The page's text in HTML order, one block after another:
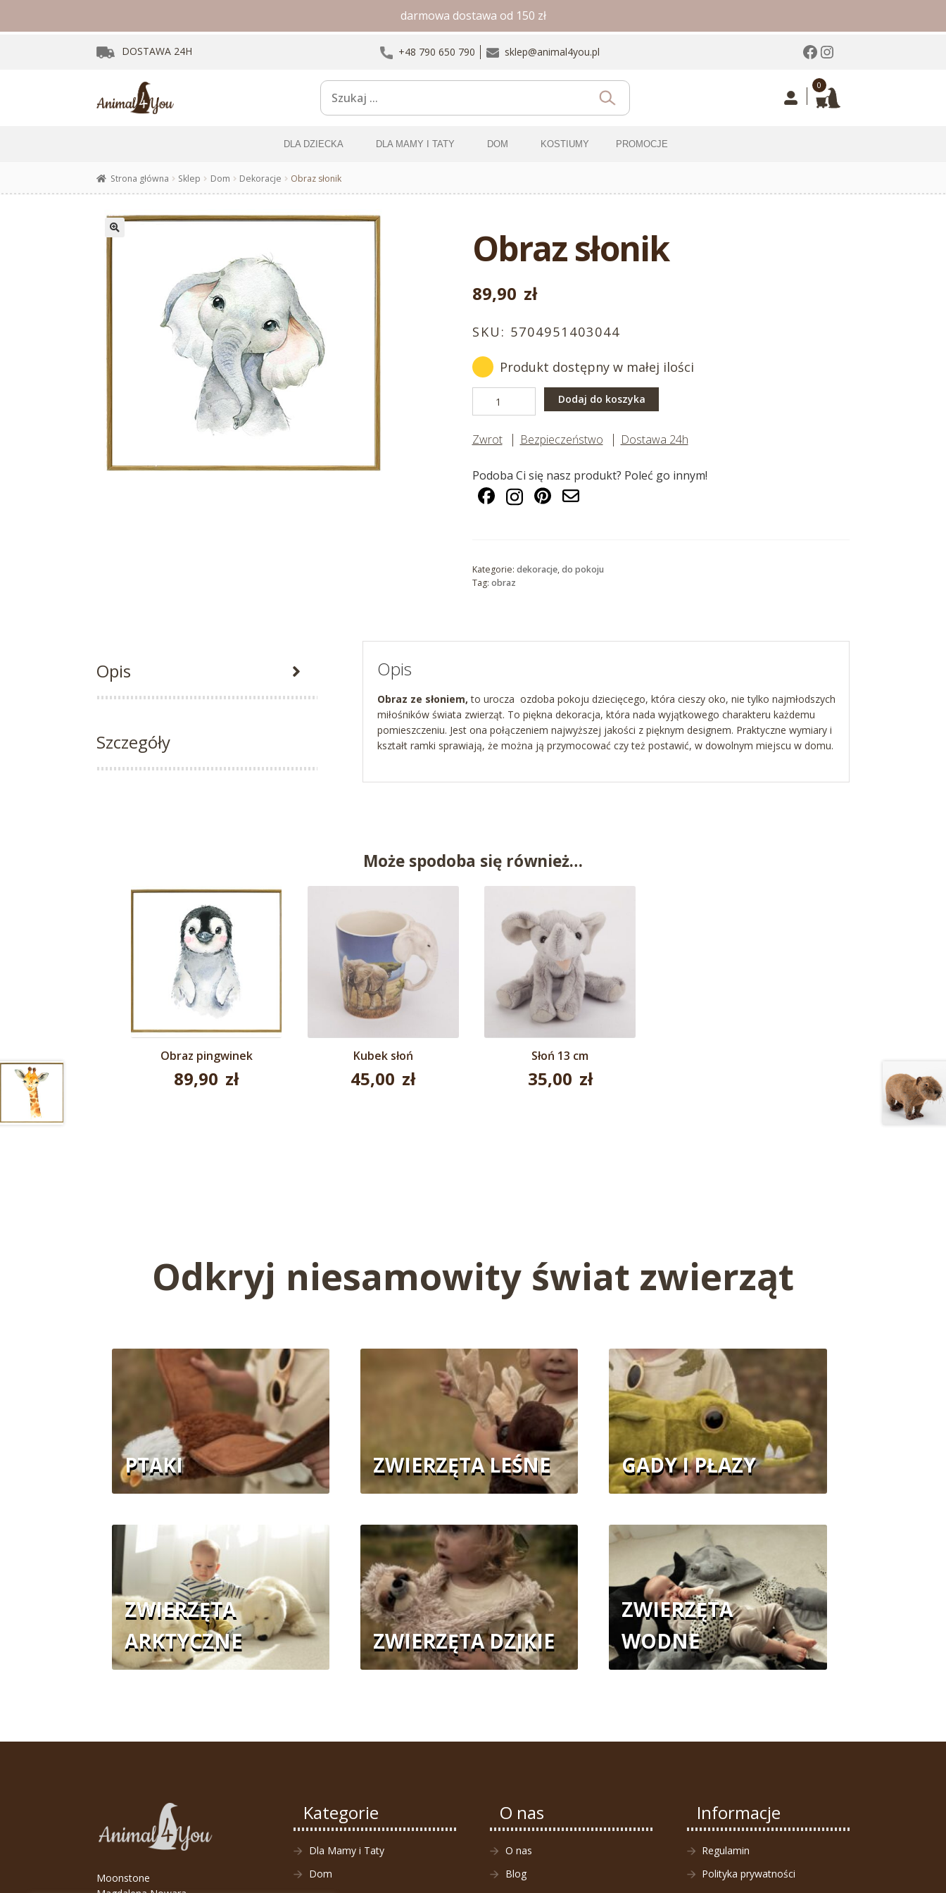
darmowa dostawa od 150 zł
DOSTAWA 24H +48 790 650 790 sklep@animal4you.pl Facebook
Instagram
0
DLA DZIECKA DLA MAMY I TATY DOM KOSTIUMY PROMOCJE
Strona główna Sklep Dom Dekoracje Obraz słonik
Obraz słonik
89,90 zł
SKU: 5704951403044
Produkt dostępny w małej ilości
Obraz
Dodaj do koszyka
Zwrot Bezpieczeństwo Dostawa 24h
Podoba Ci się nasz produkt? Poleć go innym!
Kategorie: dekoracje,do pokoju
Tag: obraz
Opis
Szczegóły
Opis
Obraz ze słoniem,to urocza ozdoba pokoju dziecięcego, która cieszy oko, nie tylko najmłodszych
miłośników świata zwierząt. To piękna dekoracja, która nada wyjątkowego charakteru każdemu
pomieszczeniu. Jest ona połączeniem najwyższej jakości z pięknym designem. Praktyczne wymiary i
kształt ramki sprawiają, że można ją przymocować czy też postawić, w dowolnym miejscu w domu.
Może spodoba się również…
Obraz pingwinek
89,90 zł
Kubek słoń
45,00 zł
Słoń 13 cm
35,00 zł
Odkryj niesamowity świat zwierząt
PTAKI ZWIERZĘTA LEŚNE GADY I PŁAZY
ZWIERZĘTA
ARKTYCZNE
ZWIERZĘTA DZIKIE
ZWIERZĘTA
WODNE
Moonstone
Kategorie
Dla Mamy i Taty
Dom
O nas
O nas
Blog
Informacje
Regulamin
Polityka prywatności